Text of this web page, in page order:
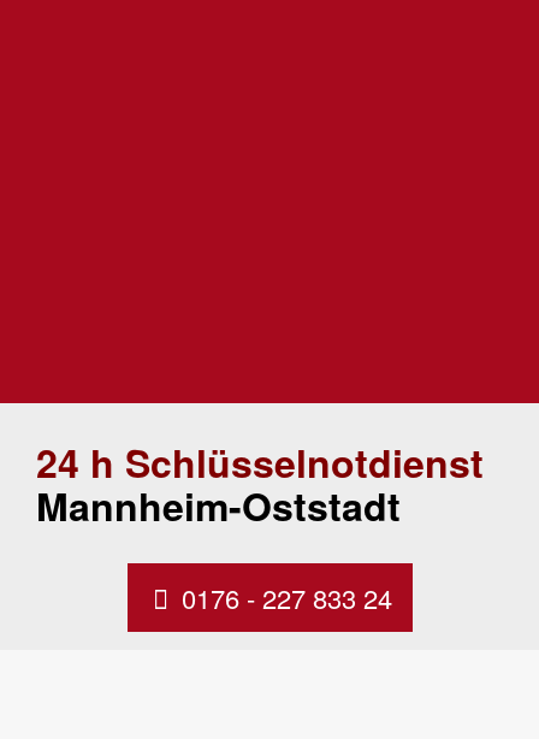
24 h Schlüsselnotdienst
Mannheim-Oststadt
0176 - 227 833 24